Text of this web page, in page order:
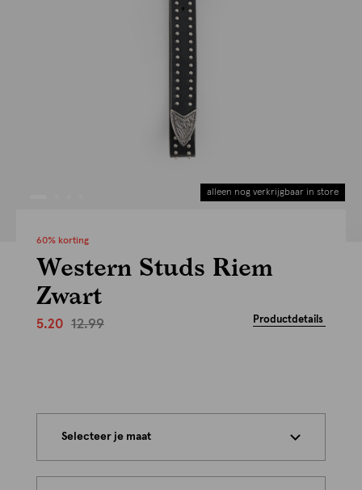
alleen nog verkrijgbaar in store
60% korting
Western Studs Riem
Zwart
5.20 12.99 Productdetails
Selecteer je maat